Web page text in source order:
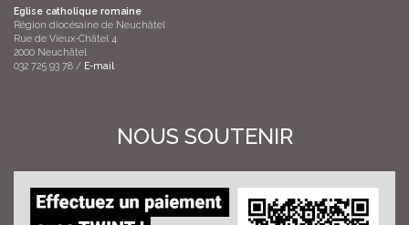
Eglise catholique romaine
Région diocésaine de Neuchâtel
Rue de Vieux-Châtel 4
2000 Neuchâtel
032 725 93 78 / E-mail
NOUS SOUTENIR